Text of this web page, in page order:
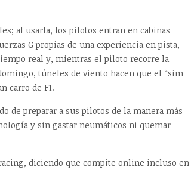
al usarla, los pilotos entran en cabinas
G propias de una experiencia en pista,
real y, mientras el piloto recorre la
túneles de viento hacen que el “sim
carro de F1.
de preparar a sus pilotos de la manera más
y sin gastar neumáticos ni quemar
diciendo que compite online incluso en